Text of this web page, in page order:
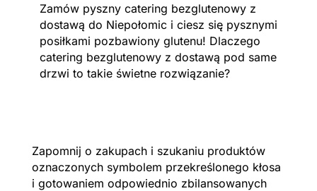
Zamów pyszny catering bezglutenowy z
dostawą do Niepołomic i ciesz się pysznymi
posiłkami pozbawiony glutenu! Dlaczego
catering bezglutenowy z dostawą pod same
drzwi to takie świetne rozwiązanie?
Zapomnij o zakupach i szukaniu produktów
oznaczonych symbolem przekreślonego kłosa
i gotowaniem odpowiednio zbilansowanych